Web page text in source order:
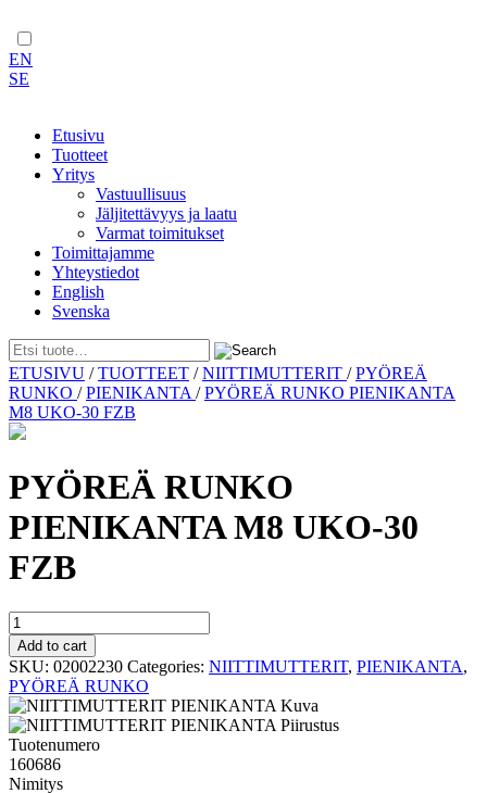
EN
SE
Etusivu
Tuotteet
Yritys
Vastuullisuus
Jäljitettävyys ja laatu
Varmat toimitukset
Toimittajamme
Yhteystiedot
English
Svenska
Skip
to
content
ETUSIVU /TUOTTEET /NIITTIMUTTERIT /PYÖREÄ
RUNKO /PIENIKANTA /PYÖREÄ RUNKO PIENIKANTA
M8 UKO-30 FZB
PYÖREÄ RUNKO
PIENIKANTA M8 UKO-30
FZB
PYÖREÄ
RUNKO
PIENIKANTA
M8
UKO-
30
FZB
quantity
Add to cart
SKU: 02002230 Categories: NIITTIMUTTERIT, PIENIKANTA,
PYÖREÄ RUNKO
Tuotenumero
160686
Nimitys